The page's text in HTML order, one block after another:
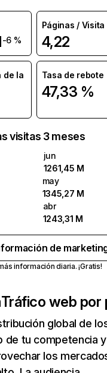
-6 %
Páginas / Visita
4,22
de la
Tasa de rebote
47,33 %
visitas 3 meses
jun
1261,45 M
may
1345,27 M
abr
1243,31 M
de
información diaria. ¡Gratis!
Tráfico web por
global de
de tu competencia y
los